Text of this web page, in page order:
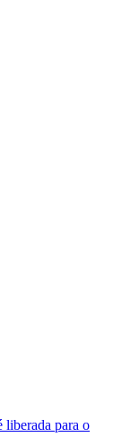
liberada para o